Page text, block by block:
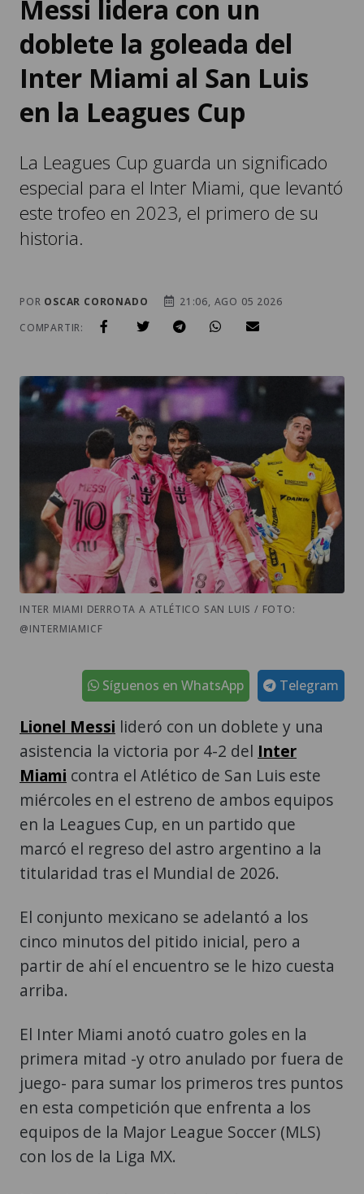
Messi lidera con un
doblete la goleada del
Inter Miami al San Luis
en la Leagues Cup
La Leagues Cup guarda un significado
especial para el Inter Miami, que levantó
este trofeo en 2023, el primero de su
historia.
POR OSCAR CORONADO
21:06, AGO 05 2026
COMPARTIR:
INTER MIAMI DERROTA A ATLÉTICO SAN LUIS / FOTO:
@INTERMIAMICF
Telegram
Síguenos en WhatsApp
Lionel Messi lideró con un doblete y una
asistencia la victoria por 4-2 del Inter
Miami contra el Atlético de San Luis este
miércoles en el estreno de ambos equipos
en la Leagues Cup, en un partido que
marcó el regreso del astro argentino a la
titularidad tras el Mundial de 2026.
El conjunto mexicano se adelantó a los
cinco minutos del pitido inicial, pero a
partir de ahí el encuentro se le hizo cuesta
arriba.
El Inter Miami anotó cuatro goles en la
primera mitad -y otro anulado por fuera de
juego- para sumar los primeros tres puntos
en esta competición que enfrenta a los
equipos de la Major League Soccer (MLS)
con los de la Liga MX.